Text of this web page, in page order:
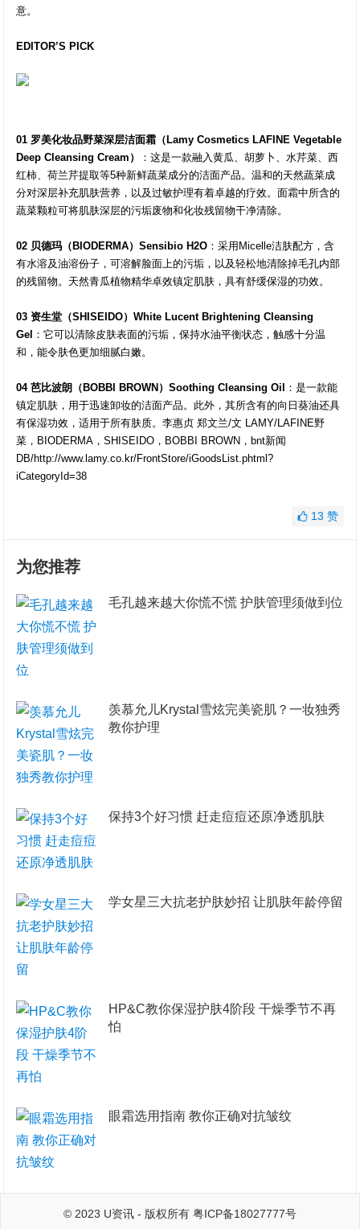
意。
EDITOR’S PICK
01 罗美化妆品野菜深层洁面霜（Lamy Cosmetics LAFINE Vegetable
Deep Cleansing Cream）
：这是一款融入黄瓜、胡萝卜、水芹菜、西
红柿、荷兰芹提取等5种新鲜蔬菜成分的洁面产品。温和的天然蔬菜成
分对深层补充肌肤营养，以及过敏护理有着卓越的疗效。面霜中所含的
蔬菜颗粒可将肌肤深层的污垢废物和化妆残留物干净清除。
02 贝德玛（BIODERMA）Sensibio H2O ：采用Micelle洁肤配方，含
有水溶及油溶份子，可溶解脸面上的污垢，以及轻松地清除掉毛孔内部
的残留物。天然青瓜植物精华卓效镇定肌肤，具有舒缓保湿的功效。
03 资生堂（SHISEIDO）White Lucent Brightening Cleansing
Gel ：它可以清除皮肤表面的污垢，保持水油平衡状态，触感十分温
和，能令肤色更加细腻白嫩。
04 芭比波朗（BOBBI BROWN）Soothing Cleansing Oil
：是一款能
镇定肌肤，用于迅速卸妆的洁面产品。此外，其所含有的向日葵油还具
有保湿功效，适用于所有肤质。李惠贞 郑文兰/文 LAMY/LAFINE野
菜，BIODERMA，SHISEIDO，BOBBI BROWN，bnt新闻
DB/http://www.lamy.co.kr/FrontStore/iGoodsList.phtml?
iCategoryId=38
13 赞
为您推荐
毛孔越来越大你慌不慌 护肤管理须做到位
羡慕允儿Krystal雪炫完美瓷肌？一妆独秀
教你护理
保持3个好习惯 赶走痘痘还原净透肌肤
学女星三大抗老护肤妙招 让肌肤年龄停留
HP&C教你保湿护肤4阶段 干燥季节不再
怕
眼霜选用指南 教你正确对抗皱纹
© 2023 U资讯 - 版权所有 粤ICP备18027777号